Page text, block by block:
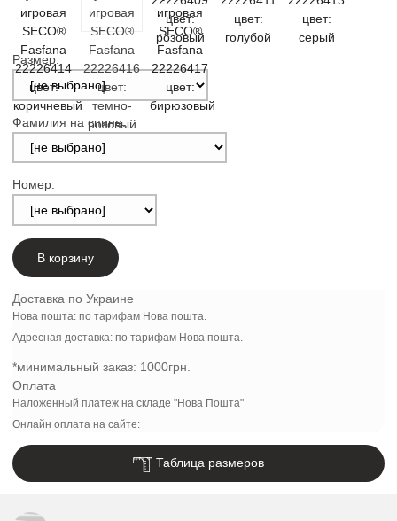
Размер:
Фамилия на спине:
Номер:
В корзину
Доставка по Украине
Нова пошта: по тарифам Нова пошта.
Адресная доставка: по тарифам Нова пошта.
*минимальный заказ: 1000грн.
Оплата
Наложенный платеж на складе "Нова Пошта"
Онлайн оплата на сайте:
Таблица размеров